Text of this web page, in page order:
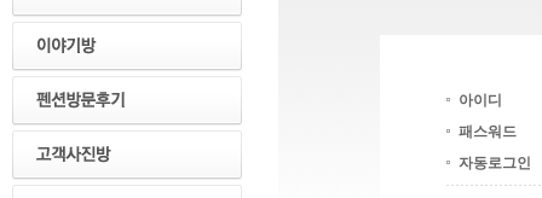
아이디
패스워드
자동로그인